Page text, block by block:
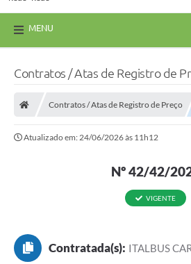
MENU
Contratos / Atas de Registro de
Contratos / Atas de Registro de Preço
Atualizado em: 24/06/2026 às 11h12
Nº 42/42/
VIGENTE
Contratada(s): ITALBUS